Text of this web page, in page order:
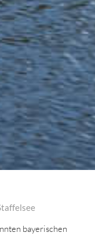
bayerischen